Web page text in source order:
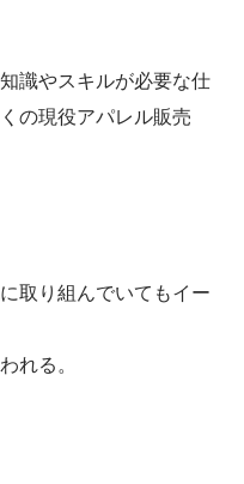
識やスキルが必要な仕
の現役アパレル販売
取り組んでいてもイー
れる。